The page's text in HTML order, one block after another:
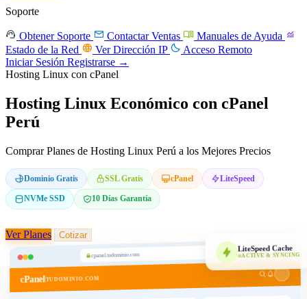
Soporte
 Obtener Soporte  Contactar Ventas  Manuales de Ayuda 
Estado de la Red  Ver Dirección IP  Acceso Remoto
Iniciar Sesión Registrarse →
Hosting Linux con cPanel
Hosting Linux Económico con cPanel
Perú
Comprar Planes de Hosting Linux Perú a los Mejores Precios
Dominio Gratis SSL Gratis cPanel LiteSpeed
NVMe SSD 10 Días Garantía
Ver Planes Cotizar
LiteSpeed Cache
ACTIVE & SYNCING
cpanel.tudominio.com
cPanelTUDOMINIO.COM